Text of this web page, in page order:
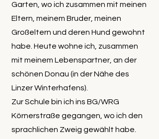
Garten, wo ich zusammen mit meinen
Eltern, meinem Bruder, meinen
Großeltern und deren Hund gewohnt
habe. Heute wohne ich, zusammen
mit meinem Lebenspartner, an der
schönen Donau (in der Nähe des
Linzer Winterhafens).
Zur Schule bin ich ins BG/WRG
Körnerstraße gegangen, wo ich den
sprachlichen Zweig gewählt habe.